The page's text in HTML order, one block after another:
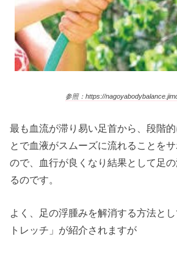
参照：https://
最も血流が滞り易い足首から、段階
とで血液がスムーズに流れることを
ので、血行が良くなり結果として足
るのです。
よく、足の浮腫みを解消する方法と
トレッチ」が紹介されますが